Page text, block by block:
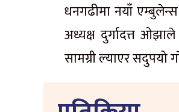
धनगढीमा नयाँ
अध्यक्ष दुर्गादत्त
सामग्री ल्याएर